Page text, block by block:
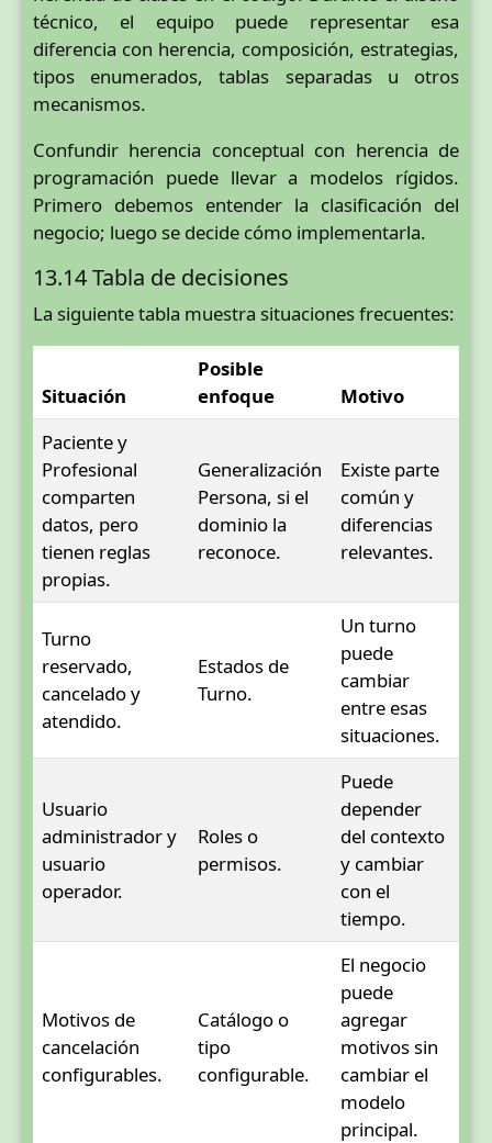
técnico, el equipo puede representar esa
diferencia con herencia, composición, estrategias,
tipos enumerados, tablas separadas u otros
mecanismos.
Confundir herencia conceptual con herencia de
programación puede llevar a modelos rígidos.
Primero debemos entender la clasificación del
negocio; luego se decide cómo implementarla.
13.14 Tabla de decisiones
La siguiente tabla muestra situaciones frecuentes:
Situación
Posible
enfoque
Motivo
Paciente y
Profesional
comparten
datos, pero
tienen reglas
propias.
Generalización
Persona, si el
dominio la
reconoce.
Existe parte
común y
diferencias
relevantes.
Turno
reservado,
cancelado y
atendido.
Estados de
Turno.
Un turno
puede
cambiar
entre esas
situaciones.
Usuario
administrador y
usuario
operador.
Roles o
permisos.
Puede
depender
del contexto
y cambiar
con el
tiempo.
Motivos de
cancelación
configurables.
Catálogo o
tipo
configurable.
El negocio
puede
agregar
motivos sin
cambiar el
modelo
principal.